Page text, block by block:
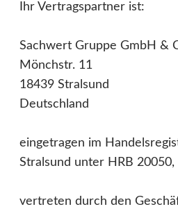
Ihr Vertragspartner ist:
Sachwert Gruppe GmbH &
Mönchstr. 11
18439 Stralsund
Deutschland
eingetragen im
Stralsund unter HRB 20050,
vertreten durch den